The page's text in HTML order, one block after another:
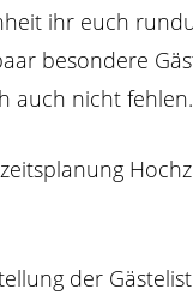
ihr euch
besondere
auch nicht
der